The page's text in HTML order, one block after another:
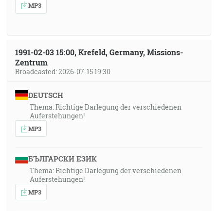
MP3
1991-02-03 15:00, Krefeld, Germany, Missions-
Zentrum
Broadcasted: 2026-07-15 19:30
DEUTSCH
Thema: Richtige Darlegung der verschiedenen
Auferstehungen!
MP3
БЪЛГАРСКИ ЕЗИК
Thema: Richtige Darlegung der verschiedenen
Auferstehungen!
MP3